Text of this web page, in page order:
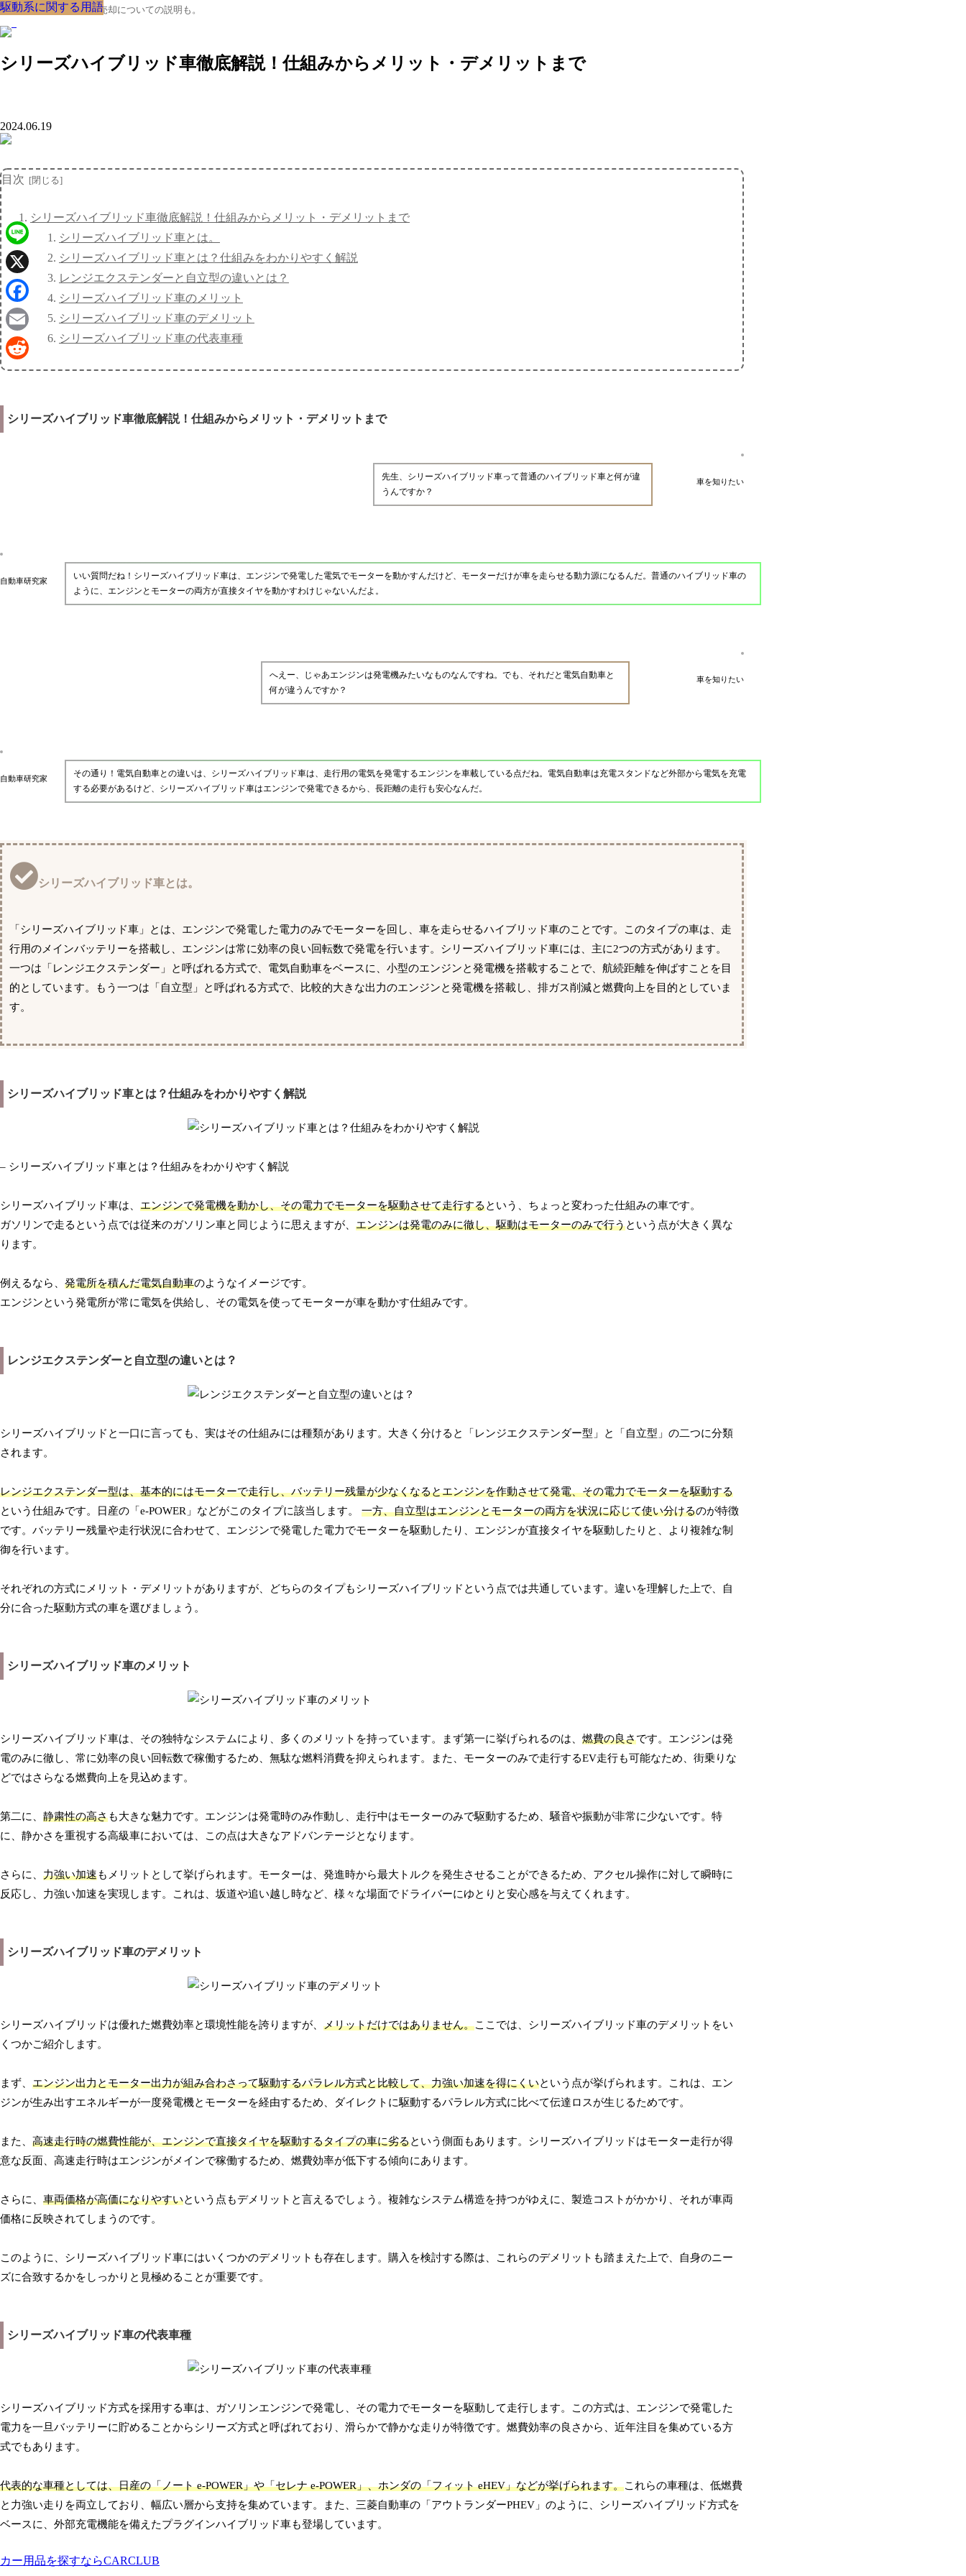
クルマの大辞典、購入･売却についての説明も。
シリーズハイブリッド車徹底解説！仕組みからメリット・デメリットまで
駆動系に関する用語
2024.06.19
目次
シリーズハイブリッド車徹底解説！仕組みからメリット・デメリットまで
シリーズハイブリッド車とは。
シリーズハイブリッド車とは？仕組みをわかりやすく解説
レンジエクステンダーと自立型の違いとは？
シリーズハイブリッド車のメリット
シリーズハイブリッド車のデメリット
シリーズハイブリッド車の代表車種
シリーズハイブリッド車徹底解説！仕組みからメリット・デメリットまで
車を知りたい
先生、シリーズハイブリッド車って普通のハイブリッド車と何が違
うんですか？
自動車研究家
いい質問だね！シリーズハイブリッド車は、エンジンで発電した電気でモーターを動かすんだけど、モーターだけが車を走らせる動力源になるんだ。普通のハイブリッド車の
ように、エンジンとモーターの両方が直接タイヤを動かすわけじゃないんだよ。
車を知りたい
へえー、じゃあエンジンは発電機みたいなものなんですね。でも、それだと電気自動車と
何が違うんですか？
自動車研究家
その通り！電気自動車との違いは、シリーズハイブリッド車は、走行用の電気を発電するエンジンを車載している点だね。電気自動車は充電スタンドなど外部から電気を充電
する必要があるけど、シリーズハイブリッド車はエンジンで発電できるから、長距離の走行も安心なんだ。
シリーズハイブリッド車とは。
「シリーズハイブリッド車」とは、エンジンで発電した電力のみでモーターを回し、車を走らせるハイブリッド車のことです。このタイプの車は、走
行用のメインバッテリーを搭載し、エンジンは常に効率の良い回転数で発電を行います。シリーズハイブリッド車には、主に2つの方式があります。
一つは「レンジエクステンダー」と呼ばれる方式で、電気自動車をベースに、小型のエンジンと発電機を搭載することで、航続距離を伸ばすことを目
的としています。もう一つは「自立型」と呼ばれる方式で、比較的大きな出力のエンジンと発電機を搭載し、排ガス削減と燃費向上を目的としていま
す。
シリーズハイブリッド車とは？仕組みをわかりやすく解説
– シリーズハイブリッド車とは？仕組みをわかりやすく解説
シリーズハイブリッド車は、 エンジンで発電機を動かし、その電力でモーターを駆動させて走行するという、ちょっと変わった仕組みの車です。
ガソリンで走るという点では従来のガソリン車と同じように思えますが、 エンジンは発電のみに徹し、駆動はモーターのみで行うという点が大きく異な
ります。
例えるなら、 発電所を積んだ電気自動車のようなイメージです。
エンジンという発電所が常に電気を供給し、その電気を使ってモーターが車を動かす仕組みです。
レンジエクステンダーと自立型の違いとは？
シリーズハイブリッドと一口に言っても、実はその仕組みには種類があります。大きく分けると「レンジエクステンダー型」と「自立型」の二つに分類
されます。
レンジエクステンダー型は、基本的にはモーターで走行し、バッテリー残量が少なくなるとエンジンを作動させて発電、その電力でモーターを駆動する
という仕組みです。日産の「e-POWER」などがこのタイプに該当します。 一方、自立型はエンジンとモーターの両方を状況に応じて使い分けるのが特徴
です。バッテリー残量や走行状況に合わせて、エンジンで発電した電力でモーターを駆動したり、エンジンが直接タイヤを駆動したりと、より複雑な制
御を行います。
それぞれの方式にメリット・デメリットがありますが、どちらのタイプもシリーズハイブリッドという点では共通しています。違いを理解した上で、自
分に合った駆動方式の車を選びましょう。
シリーズハイブリッド車のメリット
シリーズハイブリッド車は、その独特なシステムにより、多くのメリットを持っています。まず第一に挙げられるのは、 燃費の良さです。エンジンは発
電のみに徹し、常に効率の良い回転数で稼働するため、無駄な燃料消費を抑えられます。また、モーターのみで走行するEV走行も可能なため、街乗りな
どではさらなる燃費向上を見込めます。
第二に、 静粛性の高さも大きな魅力です。エンジンは発電時のみ作動し、走行中はモーターのみで駆動するため、騒音や振動が非常に少ないです。特
に、静かさを重視する高級車においては、この点は大きなアドバンテージとなります。
さらに、 力強い加速もメリットとして挙げられます。モーターは、発進時から最大トルクを発生させることができるため、アクセル操作に対して瞬時に
反応し、力強い加速を実現します。これは、坂道や追い越し時など、様々な場面でドライバーにゆとりと安心感を与えてくれます。
シリーズハイブリッド車のデメリット
シリーズハイブリッドは優れた燃費効率と環境性能を誇りますが、 メリットだけではありません。ここでは、シリーズハイブリッド車のデメリットをい
くつかご紹介します。
まず、 エンジン出力とモーター出力が組み合わさって駆動するパラレル方式と比較して、力強い加速を得にくいという点が挙げられます。これは、エン
ジンが生み出すエネルギーが一度発電機とモーターを経由するため、ダイレクトに駆動するパラレル方式に比べて伝達ロスが生じるためです。
また、 高速走行時の燃費性能が、エンジンで直接タイヤを駆動するタイプの車に劣るという側面もあります。シリーズハイブリッドはモーター走行が得
意な反面、高速走行時はエンジンがメインで稼働するため、燃費効率が低下する傾向にあります。
さらに、 車両価格が高価になりやすいという点もデメリットと言えるでしょう。複雑なシステム構造を持つがゆえに、製造コストがかかり、それが車両
価格に反映されてしまうのです。
このように、シリーズハイブリッド車にはいくつかのデメリットも存在します。購入を検討する際は、これらのデメリットも踏まえた上で、自身のニー
ズに合致するかをしっかりと見極めることが重要です。
シリーズハイブリッド車の代表車種
シリーズハイブリッド方式を採用する車は、ガソリンエンジンで発電し、その電力でモーターを駆動して走行します。この方式は、エンジンで発電した
電力を一旦バッテリーに貯めることからシリーズ方式と呼ばれており、滑らかで静かな走りが特徴です。燃費効率の良さから、近年注目を集めている方
式でもあります。
代表的な車種としては、日産の「ノート e-POWER」や「セレナ e-POWER」、ホンダの「フィット eHEV」などが挙げられます。これらの車種は、低燃費
と力強い走りを両立しており、幅広い層から支持を集めています。また、三菱自動車の「アウトランダーPHEV」のように、シリーズハイブリッド方式を
ベースに、外部充電機能を備えたプラグインハイブリッド車も登場しています。
カー用品を探すならCARCLUB
駆動系に関する用語
駆動系に関する用語
駆動系に関する用語
駆動系に関する用語
駆動系に関する用語
駆動系に関する用語
駆動系に関する用語
駆動系に関する用語
Line
X
Facebook
Email
Reddit